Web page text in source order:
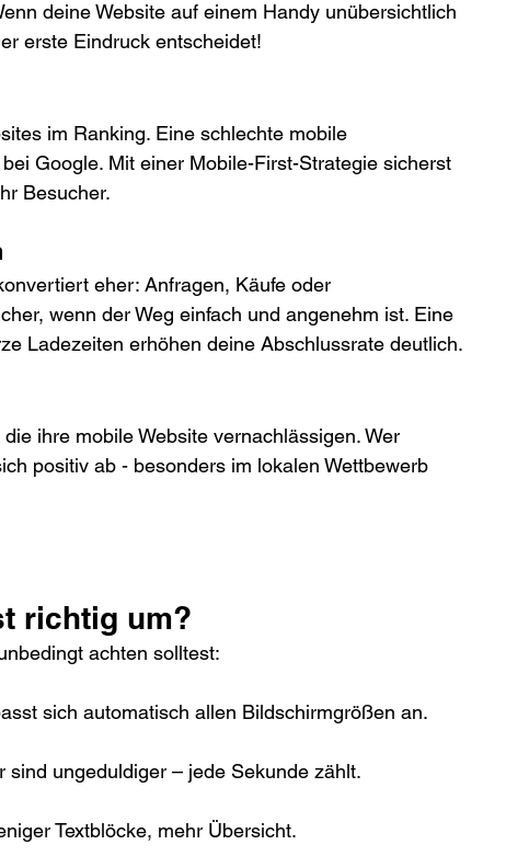
deine Website auf einem Handy unübersichtlich
erste Eindruck entscheidet!
im Ranking. Eine schlechte mobile
Google. Mit einer Mobile-First-Strategie sicherst
Besucher.
eher: Anfragen, Käufe oder
wenn der Weg einfach und angenehm ist. Eine
Ladezeiten erhöhen deine Abschlussrate deutlich.
ihre mobile Website vernachlässigen. Wer
positiv ab - besonders im lokalen Wettbewerb
richtig um?
achten solltest:
sich automatisch allen Bildschirmgrößen an.
sind ungeduldiger – jede Sekunde zählt.
Textblöcke, mehr Übersicht.